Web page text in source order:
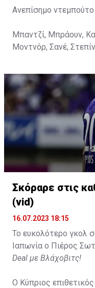
Ανεπίσημο
Μπαντζί, Μπράουν,
Μοντνόρ, Σανέ,
Σκόραρε στις
(vid)
16.07.2023 18:15
Το ευκολότερο γκολ
Ιαπωνία ο Πιέρος
Deal με Βλάχοβιτς!
Ο Κύπριος